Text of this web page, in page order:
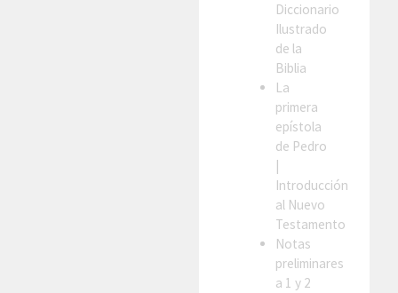
Diccionario
Ilustrado
de la
Biblia
La
primera
epístola
de Pedro
Introducción
al Nuevo
Testamento
Notas
preliminares
a 1 y 2